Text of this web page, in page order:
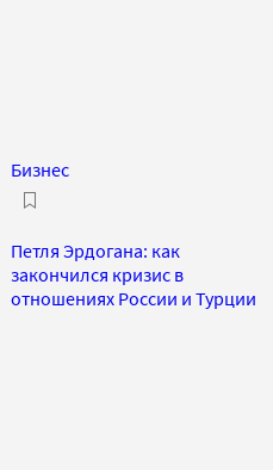
Бизнес
Петля Эрдогана: как
закончился кризис в
отношениях России и Турции